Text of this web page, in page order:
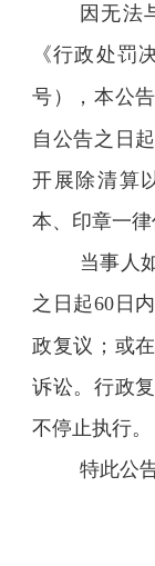
因无法
《行政处罚
号 ） ，本公
自公告之日
开展除清算
本、 印章一律
当事人
之日 起60 日
政复议； 或
诉讼。行政
不停止执行。
特此公告